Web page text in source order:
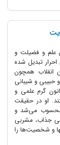
و فضیلت و
تبدیل شده
همچون
و شیبانی
گرم علمی و
او در حقیقت
می‌شد و
جذاب، مشربی
و شخصیت‌ها را